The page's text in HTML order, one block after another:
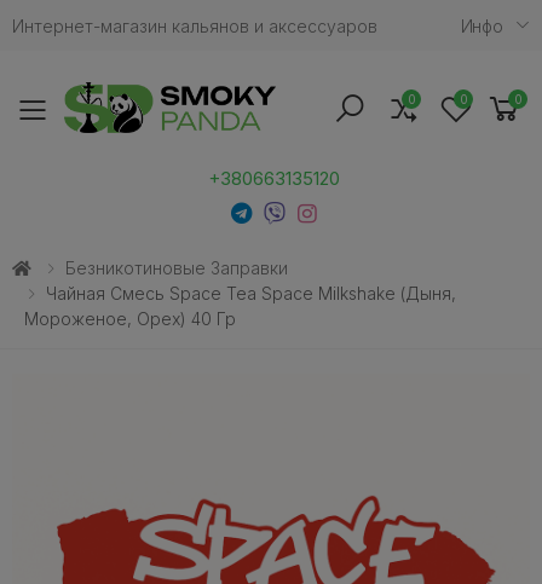
Интернет-магазин кальянов и аксессуаров Инфо
Toggle mobile menu
+380663135120
0 0 0
Безникотиновые Заправки
Чайная Смесь Space Tea Space Milkshake (Дыня,
Мороженое, Орех) 40 Гр